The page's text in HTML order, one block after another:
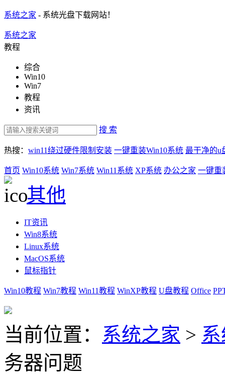
系统之家 - 系统光盘下载网站！
系统之家
教程
综合
Win10
Win7
教程
资讯
搜 索
热搜： win11绕过硬件限制安装 一键重装Win10系统 最干净的u
首页 Win10系统 Win7系统 Win11系统 XP系统 办公之家 一键重
其他
IT资讯
Win8系统
Linux系统
MacOS系统
鼠标指针
Win10教程 Win7教程 Win11教程 WinXP教程 U盘教程 Office
当前位置： 系统之家 >
务器问题